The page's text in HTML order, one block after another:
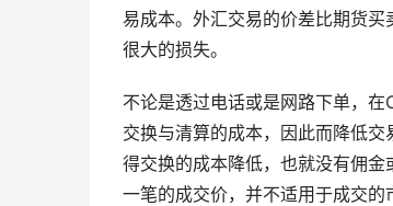
易成本。外汇交易的价差比期货
很大的损失。
不论是透过电话或是网路下单，
交换与清算的成本，因此而降低
得交换的成本降低，也就没有佣
一笔的成交价，并不适用于成交的